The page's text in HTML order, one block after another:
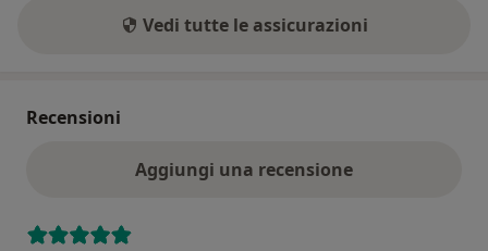
Vedi tutte le assicurazioni
Recensioni
Aggiungi una recensione